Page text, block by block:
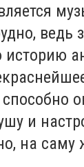
ведь
историю
и
на